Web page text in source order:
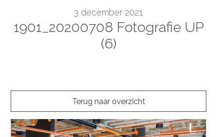
3 december 2021
1901_20200708 Fotografie UP
(6)
Terug naar overzicht